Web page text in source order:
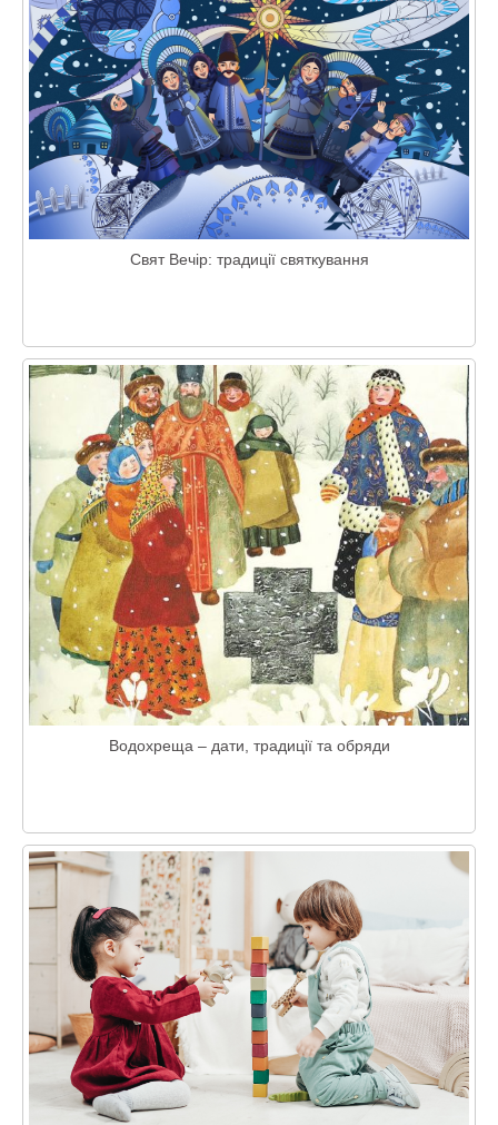
Свят Вечір: традиції святкування
Водохреща – дати, традиції та обряди